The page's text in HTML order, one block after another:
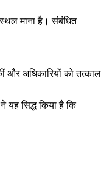
माना है। संबंधित
और अधिकारियों को तत्काल
यह सिद्ध किया है कि